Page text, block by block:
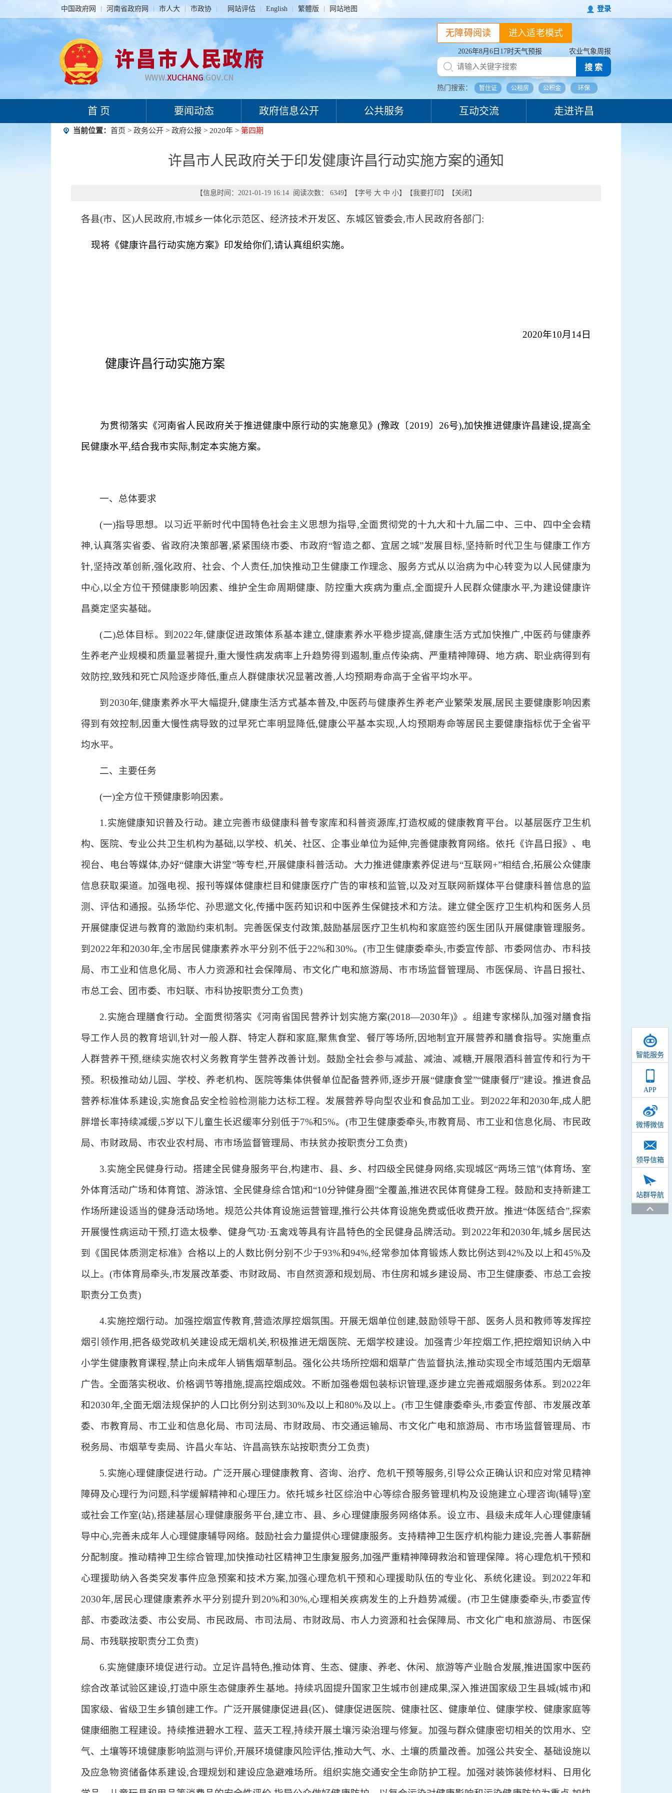
中国政府网 河南省政府网 市人大 市政协 网站评估 English 繁體版 网站地图 登录
2026年8月6日17时天气预报 农业气象周报
搜 索
热门搜索： 暂住证 公租房 公积金 环保
进入适老模式
无障碍阅读
首 页 要闻动态 政府信息公开 公共服务 互动交流 走进许昌
智能服务
APP
微博微信
领导信箱
站群导航
当前位置： 首页 > 政务公开 > 政府公报 > 2020年 > 第四期
许昌市人民政府关于印发健康许昌行动实施方案的通知
【信息时间：2021-01-19 16:14 阅读次数： 6349】【字号 大 中 小】【我要打印】【关闭 】
各县(市、区)人民政府,市城乡一体化示范区、经济技术开发区、东城区管委会,市人民政府各部门:
现将《健康许昌行动实施方案》印发给你们,请认真组织实施。
2020年10月14日
健康许昌行动实施方案
为贯彻落实《河南省人民政府关于推进健康中原行动的实施意见》(豫政〔2019〕26号),加快推进健康许昌建设,提高全
民健康水平,结合我市实际,制定本实施方案。
一、总体要求
(一)指导思想。以习近平新时代中国特色社会主义思想为指导,全面贯彻党的十九大和十九届二中、三中、四中全会精
神,认真落实省委、省政府决策部署,紧紧围绕市委、市政府“智造之都、宜居之城”发展目标,坚持新时代卫生与健康工作方
针,坚持改革创新,强化政府、社会、个人责任,加快推动卫生健康工作理念、服务方式从以治病为中心转变为以人民健康为
中心,以全方位干预健康影响因素、维护全生命周期健康、防控重大疾病为重点,全面提升人民群众健康水平,为建设健康许
昌奠定坚实基础。
(二)总体目标。到2022年,健康促进政策体系基本建立,健康素养水平稳步提高,健康生活方式加快推广,中医药与健康养
生养老产业规模和质量显著提升,重大慢性病发病率上升趋势得到遏制,重点传染病、严重精神障碍、地方病、职业病得到有
效防控,致残和死亡风险逐步降低,重点人群健康状况显著改善,人均预期寿命高于全省平均水平。
到2030年,健康素养水平大幅提升,健康生活方式基本普及,中医药与健康养生养老产业繁荣发展,居民主要健康影响因素
得到有效控制,因重大慢性病导致的过早死亡率明显降低,健康公平基本实现,人均预期寿命等居民主要健康指标优于全省平
均水平。
二、主要任务
(一)全方位干预健康影响因素。
1.实施健康知识普及行动。建立完善市级健康科普专家库和科普资源库,打造权威的健康教育平台。以基层医疗卫生机
构、医院、专业公共卫生机构为基础,以学校、机关、社区、企事业单位为延伸,完善健康教育网络。依托《许昌日报》、电
视台、电台等媒体,办好“健康大讲堂”等专栏,开展健康科普活动。大力推进健康素养促进与“互联网+”相结合,拓展公众健康
信息获取渠道。加强电视、报刊等媒体健康栏目和健康医疗广告的审核和监管,以及对互联网新媒体平台健康科普信息的监
测、评估和通报。弘扬华佗、孙思邈文化,传播中医药知识和中医养生保健技术和方法。建立健全医疗卫生机构和医务人员
开展健康促进与教育的激励约束机制。完善医保支付政策,鼓励基层医疗卫生机构和家庭签约医生团队开展健康管理服务。
到2022年和2030年,全市居民健康素养水平分别不低于22%和30%。(市卫生健康委牵头,市委宣传部、市委网信办、市科技
局、市工业和信息化局、市人力资源和社会保障局、市文化广电和旅游局、市市场监督管理局、市医保局、许昌日报社、
市总工会、团市委、市妇联、市科协按职责分工负责)
2.实施合理膳食行动。全面贯彻落实《河南省国民营养计划实施方案(2018—2030年)》。组建专家梯队,加强对膳食指
导工作人员的教育培训,针对一般人群、特定人群和家庭,聚焦食堂、餐厅等场所,因地制宜开展营养和膳食指导。实施重点
人群营养干预,继续实施农村义务教育学生营养改善计划。鼓励全社会参与减盐、减油、减糖,开展限酒科普宣传和行为干
预。积极推动幼儿园、学校、养老机构、医院等集体供餐单位配备营养师,逐步开展“健康食堂”“健康餐厅”建设。推进食品
营养标准体系建设,实施食品安全检验检测能力达标工程。发展营养导向型农业和食品加工业。到2022年和2030年,成人肥
胖增长率持续减缓,5岁以下儿童生长迟缓率分别低于7%和5%。(市卫生健康委牵头,市教育局、市工业和信息化局、市民政
局、市财政局、市农业农村局、市市场监督管理局、市扶贫办按职责分工负责)
3.实施全民健身行动。搭建全民健身服务平台,构建市、县、乡、村四级全民健身网络,实现城区“两场三馆”(体育场、室
外体育活动广场和体育馆、游泳馆、全民健身综合馆)和“10分钟健身圈”全覆盖,推进农民体育健身工程。鼓励和支持新建工
作场所建设适当的健身活动场地。规范公共体育设施运营管理,推行公共体育设施免费或低收费开放。推进“体医结合”,探索
开展慢性病运动干预,打造太极拳、健身气功·五禽戏等具有许昌特色的全民健身品牌活动。到2022年和2030年,城乡居民达
到《国民体质测定标准》合格以上的人数比例分别不少于93%和94%,经常参加体育锻炼人数比例达到42%及以上和45%及
以上。(市体育局牵头,市发展改革委、市财政局、市自然资源和规划局、市住房和城乡建设局、市卫生健康委、市总工会按
职责分工负责)
4.实施控烟行动。加强控烟宣传教育,营造浓厚控烟氛围。开展无烟单位创建,鼓励领导干部、医务人员和教师等发挥控
烟引领作用,把各级党政机关建设成无烟机关,积极推进无烟医院、无烟学校建设。加强青少年控烟工作,把控烟知识纳入中
小学生健康教育课程,禁止向未成年人销售烟草制品。强化公共场所控烟和烟草广告监督执法,推动实现全市域范围内无烟草
广告。全面落实税收、价格调节等措施,提高控烟成效。不断加强卷烟包装标识管理,逐步建立完善戒烟服务体系。到2022年
和2030年,全面无烟法规保护的人口比例分别达到30%及以上和80%及以上。(市卫生健康委牵头,市委宣传部、市发展改革
委、市教育局、市工业和信息化局、市司法局、市财政局、市交通运输局、市文化广电和旅游局、市市场监督管理局、市
税务局、市烟草专卖局、许昌火车站、许昌高铁东站按职责分工负责)
5.实施心理健康促进行动。广泛开展心理健康教育、咨询、治疗、危机干预等服务,引导公众正确认识和应对常见精神
障碍及心理行为问题,科学缓解精神和心理压力。依托城乡社区综治中心等综合服务管理机构及设施建立心理咨询(辅导)室
或社会工作室(站),搭建基层心理健康服务平台,建立市、县、乡心理健康服务网络体系。设立市、县级未成年人心理健康辅
导中心,完善未成年人心理健康辅导网络。鼓励社会力量提供心理健康服务。支持精神卫生医疗机构能力建设,完善人事薪酬
分配制度。推动精神卫生综合管理,加快推动社区精神卫生康复服务,加强严重精神障碍救治和管理保障。将心理危机干预和
心理援助纳入各类突发事件应急预案和技术方案,加强心理危机干预和心理援助队伍的专业化、系统化建设。到2022年和
2030年,居民心理健康素养水平分别提升到20%和30%,心理相关疾病发生的上升趋势减缓。(市卫生健康委牵头,市委宣传
部、市委政法委、市公安局、市民政局、市司法局、市财政局、市人力资源和社会保障局、市文化广电和旅游局、市医保
局、市残联按职责分工负责)
6.实施健康环境促进行动。立足许昌特色,推动体育、生态、健康、养老、休闲、旅游等产业融合发展,推进国家中医药
综合改革试验区建设,打造中原生态健康养生基地。持续巩固提升国家卫生城市创建成果,深入推进国家级卫生县城(城市)和
国家级、省级卫生乡镇创建工作。广泛开展健康促进县(区)、健康促进医院、健康社区、健康单位、健康学校、健康家庭等
健康细胞工程建设。持续推进碧水工程、蓝天工程,持续开展土壤污染治理与修复。加强与群众健康密切相关的饮用水、空
气、土壤等环境健康影响监测与评价,开展环境健康风险评估,推动大气、水、土壤的质量改善。加强公共安全、基础设施以
及应急物资储备体系建设,合理规划和建设应急避难场所。组织实施交通安全生命防护工程。加强对装饰装修材料、日用化